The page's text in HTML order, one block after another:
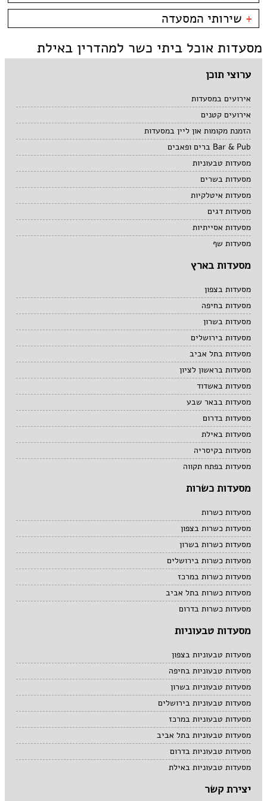
קניון מול הים - טיילת
צמחוני/טבעוני
פירות ים
סושי
אוכל ביתי
בית קפה
טאפאס בר
סיני
כשרות
כשר למהדרין
+ שירותי המסעדה
משלוחים
מסעדות אוכל ביתי כשר למהדרין באילת
ערוצי תוכן
אירועים במסעדות
אירועים קטנים
הזמנת מקומות און ליין במסעדות
Bar & Pub ברים ופאבים
מסעדות טבעוניות
מסעדות בשרים
מסעדות איטלקיות
מסעדות דגים
מסעדות אסייתיות
מסעדות שף
מסעדות בארץ
מסעדות בצפון
מסעדות בחיפה
מסעדות בשרון
מסעדות בירושלים
מסעדות בתל אביב
מסעדות בראשון לציון
מסעדות באשדוד
מסעדות בבאר שבע
מסעדות בדרום
מסעדות באילת
מסעדות בקיסריה
מסעדות בפתח תקווה
מסעדות כשרות
מסעדות כשרות
מסעדות כשרות בצפון
מסעדות כשרות בשרון
מסעדות כשרות בירושלים
מסעדות כשרות במרכז
מסעדות כשרות בתל אביב
מסעדות כשרות בדרום
מסעדות טבעוניות
מסעדות טבעוניות בצפון
מסעדות טבעוניות בחיפה
מסעדות טבעוניות בשרון
מסעדות טבעוניות בירושלים
מסעדות טבעוניות במרכז
מסעדות טבעוניות בתל אביב
מסעדות טבעוניות בדרום
מסעדות טבעוניות באילת
יצירת קשר